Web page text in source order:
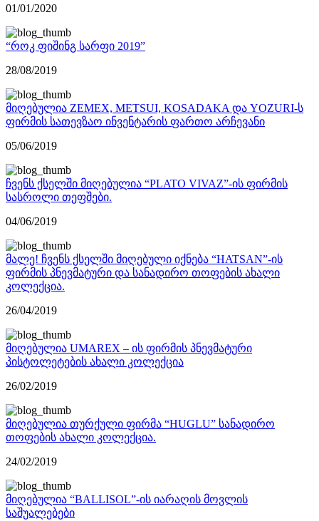
01/01/2020
“როკ ფიშინგ სარფი 2019”
28/08/2019
მიღებულია ZEMEX, METSUI, KOSADAKA და YOZURI-ს
ფირმის სათევზაო ინვენტარის ფართო არჩევანი
05/06/2019
ჩვენს ქსელში მიღებულია “PLATO VIVAZ”-ის ფირმის
სასროლი თეფშები.
04/06/2019
მალე! ჩვენს ქსელში მიღებული იქნება “HATSAN”-ის
ფირმის პნევმატური და სანადირო თოფების ახალი
კოლექცია.
26/04/2019
მიღებულია UMAREX – ის ფირმის პნევმატური
პისტოლეტების ახალი კოლექცია
26/02/2019
მიღებულია თურქული ფირმა “HUGLU” სანადირო
თოფების ახალი კოლექცია.
24/02/2019
მიღებულია “BALLISOL”-ის იარაღის მოვლის
საშუალებები